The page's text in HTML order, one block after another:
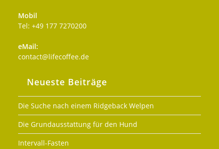
Mobil
Tel: +49 177 7270200
eMail:
contact@lifecoffee.deOpens
application
Neueste Beiträge
Die Suche nach einem Ridgeback Welpen
Die Grundausstattung für den Hund
Intervall-Fasten